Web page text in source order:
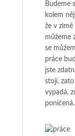
Budeme
kolem
že v
můžeme
se
práce
jste
stojí,
vypadá,
poničená.